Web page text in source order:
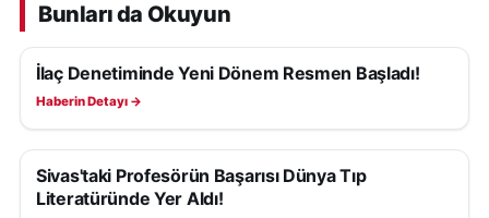
Bunları da Okuyun
SAĞLIK
İlaç Denetiminde Yeni Dönem Resmen Başladı!
Haberin Detayı →
SAĞLIK
Sivas'taki Profesörün Başarısı Dünya Tıp
Literatüründe Yer Aldı!